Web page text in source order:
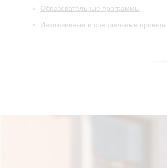
Образовательные программы
Инклюзивные и специальные проекты